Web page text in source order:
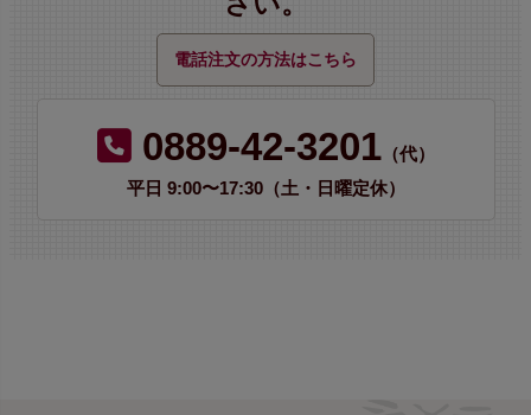
電話注文の方法はこちら
0889-42-3201（代）
平日 9:00〜17:30（土・日曜定休）